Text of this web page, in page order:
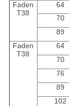
Faden
T38
64
70
89
Faden
T38
64
70
76
89
102